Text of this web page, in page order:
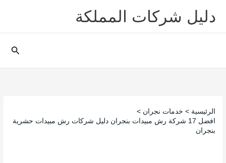
المحتوى
دليل شركات المملكة
الرئيسية
خدمات نجران
افضل 17 شركة رش مبيدات بنجران دليل شركات رش مبيدات حشرية
بنجران